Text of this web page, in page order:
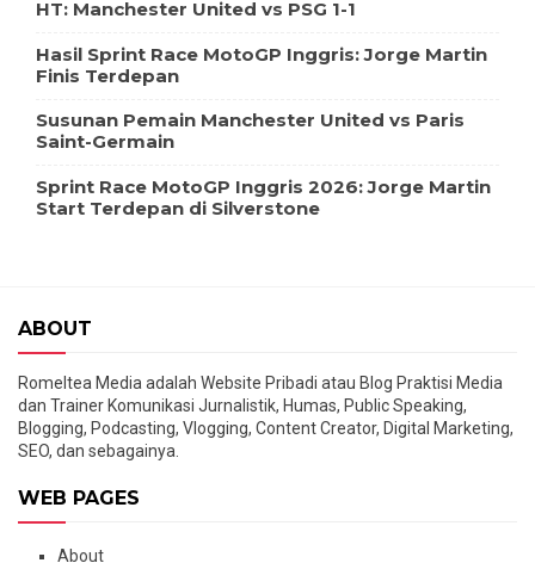
HT: Manchester United vs PSG 1-1
Hasil Sprint Race MotoGP Inggris: Jorge Martin
Finis Terdepan
Susunan Pemain Manchester United vs Paris
Saint-Germain
Sprint Race MotoGP Inggris 2026: Jorge Martin
Start Terdepan di Silverstone
ABOUT
Romeltea Media adalah Website Pribadi atau Blog Praktisi Media
dan Trainer Komunikasi Jurnalistik, Humas, Public Speaking,
Blogging, Podcasting, Vlogging, Content Creator, Digital Marketing,
SEO, dan sebagainya.
WEB PAGES
About